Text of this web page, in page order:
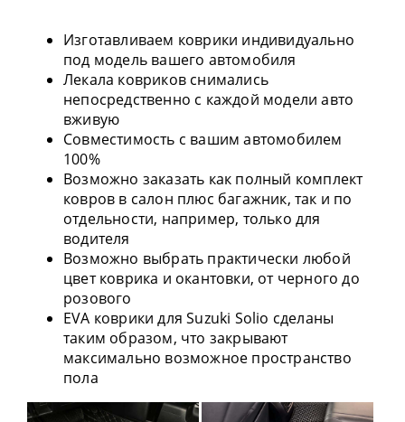
Изготавливаем коврики индивидуально
под модель вашего автомобиля
Лекала ковриков снимались
непосредственно с каждой модели авто
вживую
Совместимость с вашим автомобилем
100%
Возможно заказать как полный комплект
ковров в салон плюс багажник, так и по
отдельности, например, только для
водителя
Возможно выбрать практически любой
цвет коврика и окантовки, от черного до
розового
EVA коврики для Suzuki Solio сделаны
таким образом, что закрывают
максимально возможное пространство
пола